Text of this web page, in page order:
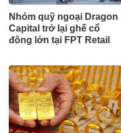
Nhóm quỹ ngoại Dragon
Capital trở lại ghế cổ
đông lớn tại FPT Retail